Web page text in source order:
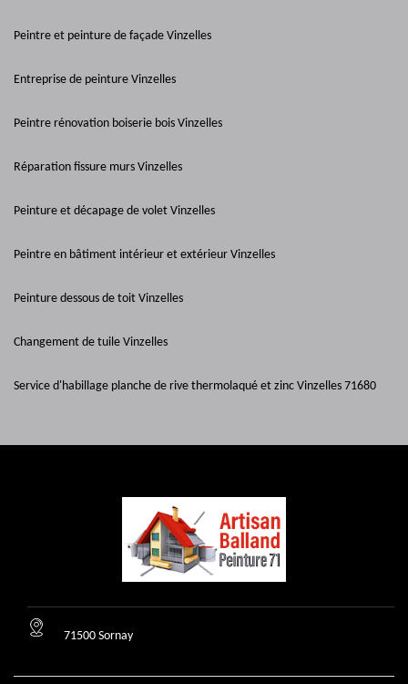
Peintre et peinture de façade Vinzelles
Entreprise de peinture Vinzelles
Peintre rénovation boiserie bois Vinzelles
Réparation fissure murs Vinzelles
Peinture et décapage de volet Vinzelles
Peintre en bâtiment intérieur et extérieur Vinzelles
Peinture dessous de toit Vinzelles
Changement de tuile Vinzelles
Service d'habillage planche de rive thermolaqué et zinc Vinzelles 71680
71500 Sornay